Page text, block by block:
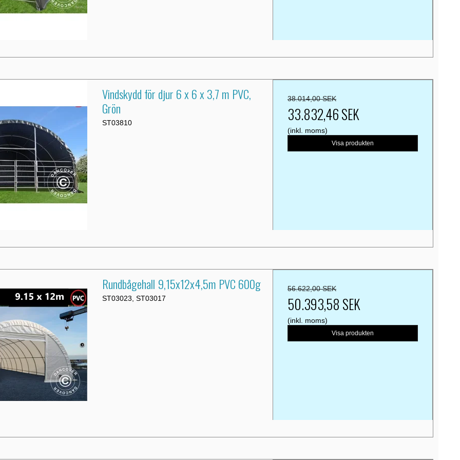
Vindskydd för djur 6 x 6 x 3,7 m PVC,
Grön
ST03810
38.014,00 SEK
33.832,46 SEK
(inkl. moms)
Visa produkten
Rundbågehall 9,15x12x4,5m PVC 600g
ST03023, ST03017
56.622,00 SEK
50.393,58 SEK
(inkl. moms)
Visa produkten